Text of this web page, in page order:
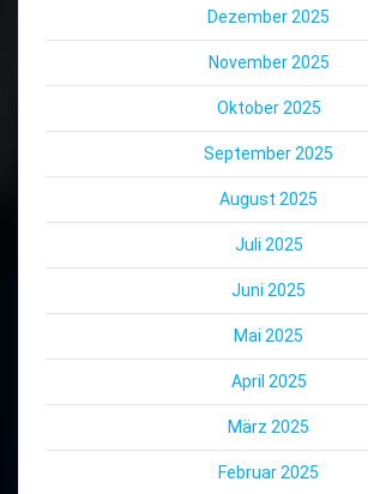
Dezember 2025
November 2025
Oktober 2025
September 2025
August 2025
Juli 2025
Juni 2025
Mai 2025
April 2025
März 2025
Februar 2025